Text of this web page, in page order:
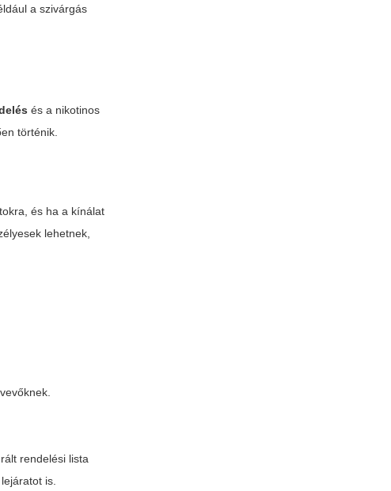
a szivárgás
és a nikotinos
történik.
és ha a kínálat
lehetnek,
rendelési lista
is.